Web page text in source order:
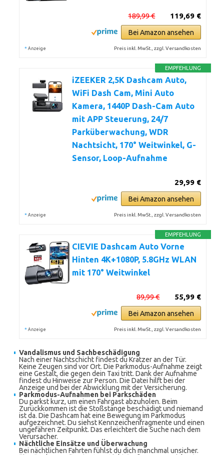
119,69 €
189,99 €
Bei Amazon ansehen
* Anzeige Preis inkl. MwSt., zzgl. Versandkosten
EMPFEHLUNG
iZEEKER 2,5K Dashcam Auto,
WiFi Dash Cam, Mini Auto
Kamera, 1440P Dash-Cam Auto
mit APP Steuerung, 24/7
Parküberwachung, WDR
Nachtsicht, 170° Weitwinkel, G-
Sensor, Loop-Aufnahme
29,99 €
Bei Amazon ansehen
* Anzeige Preis inkl. MwSt., zzgl. Versandkosten
EMPFEHLUNG
CIEVIE Dashcam Auto Vorne
Hinten 4K+1080P, 5.8GHz WLAN
mit 170° Weitwinkel
55,99 €
89,99 €
Bei Amazon ansehen
* Anzeige Preis inkl. MwSt., zzgl. Versandkosten
Vandalismus und Sachbeschädigung
Nach einer Nachtschicht findest du Kratzer an der Tür.
Keine Zeugen sind vor Ort. Die Parkmodus-Aufnahme zeigt
eine Gestalt, die gegen dein Taxi tritt. Dank der Aufnahme
findest du Hinweise zur Person. Die Datei hilft bei der
Anzeige und bei der Abwicklung mit der Versicherung.
Parkmodus-Aufnahmen bei Parkschäden
Du parkst kurz, um einen Fahrgast abzuholen. Beim
Zurückkommen ist die Stoßstange beschädigt und niemand
ist da. Die Dashcam hat eine Bewegung im Parkmodus
aufgezeichnet. Du siehst Kennzeichenfragmente und einen
ungefähren Zeitpunkt. Das erleichtert die Suche nach dem
Verursacher.
Nächtliche Einsätze und Überwachung
Bei nächtlichen Fahrten fühlst du dich manchmal unsicher.